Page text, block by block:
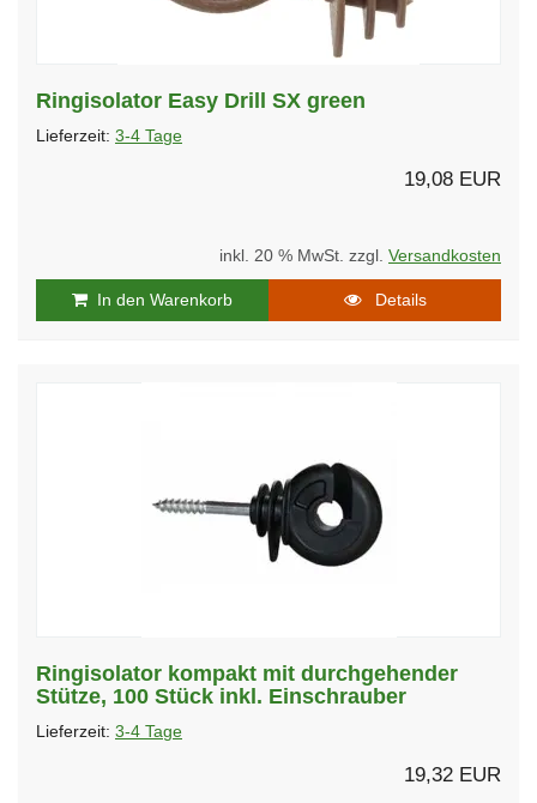
Ringisolator Easy Drill SX green
Lieferzeit: 3-4 Tage
19,08 EUR
inkl. 20 % MwSt. zzgl. Versandkosten
In den Warenkorb Details
Ringisolator kompakt mit durchgehender
Stütze, 100 Stück inkl. Einschrauber
Lieferzeit: 3-4 Tage
19,32 EUR